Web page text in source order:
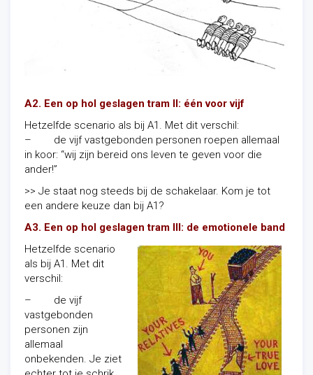
A2. Een op hol geslagen tram II: één voor vijf
Hetzelfde scenario als bij A1. Met dit verschil:
– de vijf vastgebonden personen roepen allemaal
in koor: “wij zijn bereid ons leven te geven voor die
ander!”
>> Je staat nog steeds bij de schakelaar. Kom je tot
een andere keuze dan bij A1?
A3. Een op hol geslagen tram III: de emotionele band
Hetzelfde scenario
als bij A1. Met dit
verschil:
– de vijf
vastgebonden
personen zijn
allemaal
onbekenden. Je ziet